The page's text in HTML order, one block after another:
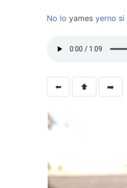
No lo yames yerno si
⬅️ ⬆️ ➡️